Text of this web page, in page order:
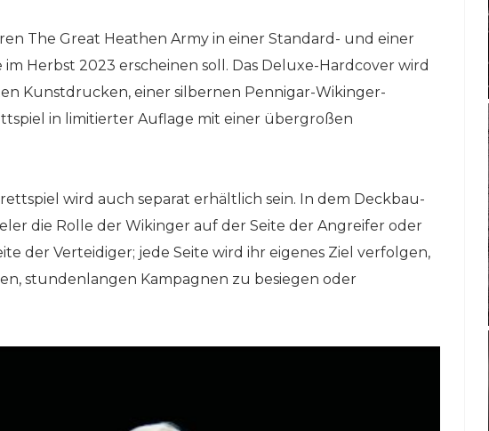
The Great Heathen Army in einer Standard- und einer
Herbst 2023 erscheinen soll. Das Deluxe-Hardcover wird
Kunstdrucken, einer silbernen Pennigar-Wikinger-
in limitierter Auflage mit einer übergroßen
wird auch separat erhältlich sein. In dem Deckbau-
die Rolle der Wikinger auf der Seite der Angreifer oder
der Verteidiger; jede Seite wird ihr eigenes Ziel verfolgen,
stundenlangen Kampagnen zu besiegen oder